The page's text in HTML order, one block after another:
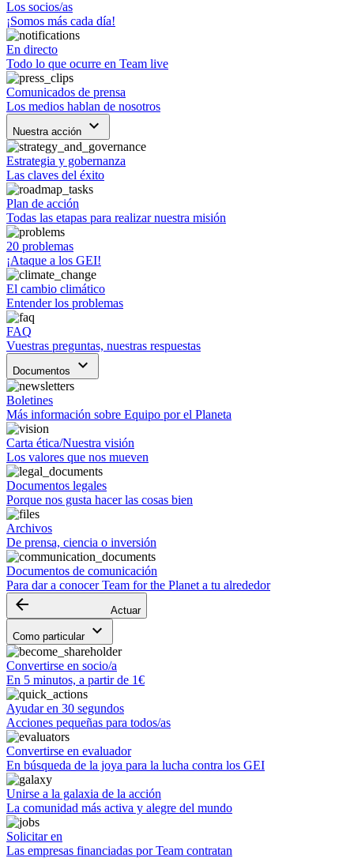
Los socios/as
¡Somos más cada día!
En directo
Todo lo que ocurre en Team live
Comunicados de prensa
Los medios hablan de nosotros
Nuestra acción keyboard_arrow_down
Estrategia y gobernanza
Las claves del éxito
Plan de acción
Todas las etapas para realizar nuestra misión
20 problemas
¡Ataque a los GEI!
El cambio climático
Entender los problemas
FAQ
Vuestras preguntas, nuestras respuestas
Documentos keyboard_arrow_down
Boletines
Más información sobre Equipo por el Planeta
Carta ética/Nuestra visión
Los valores que nos mueven
Documentos legales
Porque nos gusta hacer las cosas bien
Archivos
De prensa, ciencia o inversión
Documentos de comunicación
Para dar a conocer Team for the Planet a tu alrededor
arrow_backward Actuar
Como particular keyboard_arrow_down
Convertirse en socio/a
En 5 minutos, a partir de 1€
Ayudar en 30 segundos
Acciones pequeñas para todos/as
Convertirse en evaluador
En búsqueda de la joya para la lucha contra los GEI
Unirse a la galaxia de la acción
La comunidad más activa y alegre del mundo
Solicitar en
Las empresas financiadas por Team contratan